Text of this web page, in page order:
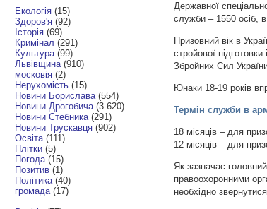
Екологія (15)
Здоров'я (92)
Історія (69)
Кримінал (291)
Культура (99)
Львівщина (910)
московія (2)
Нерухомість (15)
Новини Борислава (554)
Новини Дрогобича (3 620)
Новини Стебника (291)
Новини Трускавця (902)
Освіта (111)
Плітки (5)
Погода (15)
Позитив (1)
Політика (40)
громада (17)
Державної
служби – 1550 осіб,
Призовний вік в
стройової
Збройних Сил
Юнаки 18-19 років
Термін служби в
18 місяців – для
12 місяців – для
Як зазначає
правоохоронними
необхідно